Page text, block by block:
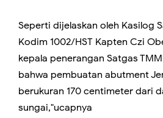
Seperti dijelaskan oleh Kasilog
Kodim 1002/HST Kapten Czi
kepala penerangan Satgas
bahwa pembuatan abutment
berukuran 170 centimeter dari
sungai,"ucapnya